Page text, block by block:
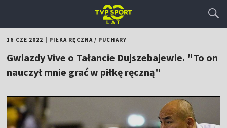
16 CZE 2022 PIŁKA RĘCZNA/ PUCHARY
Gwiazdy Vive o Tałancie Dujszebajewie. "To on
nauczył mnie grać w piłkę ręczną"